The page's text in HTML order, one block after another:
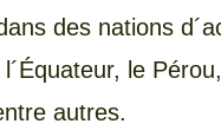
des nations
le
autres.